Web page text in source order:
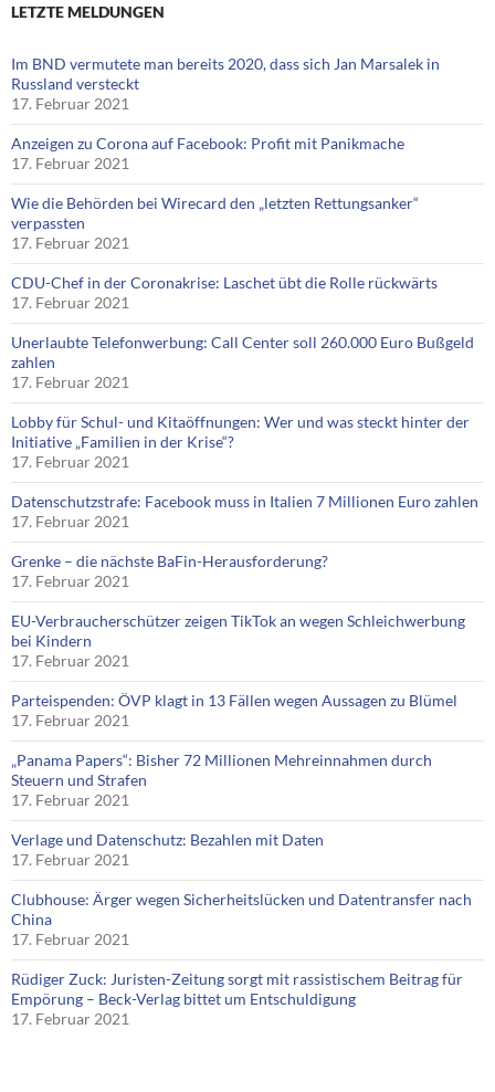
LETZTE MELDUNGEN
Im BND vermutete man bereits 2020, dass sich Jan Marsalek in
Russland versteckt
17. Februar 2021
Anzeigen zu Corona auf Facebook: Profit mit Panikmache
17. Februar 2021
Wie die Behörden bei Wirecard den „letzten Rettungsanker“
verpassten
17. Februar 2021
CDU-Chef in der Coronakrise: Laschet übt die Rolle rückwärts
17. Februar 2021
Unerlaubte Telefonwerbung: Call Center soll 260.000 Euro Bußgeld
zahlen
17. Februar 2021
Lobby für Schul- und Kitaöffnungen: Wer und was steckt hinter der
Initiative „Familien in der Krise“?
17. Februar 2021
Datenschutzstrafe: Facebook muss in Italien 7 Millionen Euro zahlen
17. Februar 2021
Grenke – die nächste BaFin-Herausforderung?
17. Februar 2021
EU-Verbraucherschützer zeigen TikTok an wegen Schleichwerbung
bei Kindern
17. Februar 2021
Parteispenden: ÖVP klagt in 13 Fällen wegen Aussagen zu Blümel
17. Februar 2021
„Panama Papers“: Bisher 72 Millionen Mehreinnahmen durch
Steuern und Strafen
17. Februar 2021
Verlage und Datenschutz: Bezahlen mit Daten
17. Februar 2021
Clubhouse: Ärger wegen Sicherheitslücken und Datentransfer nach
China
17. Februar 2021
Rüdiger Zuck: Juristen-Zeitung sorgt mit rassistischem Beitrag für
Empörung – Beck-Verlag bittet um Entschuldigung
17. Februar 2021